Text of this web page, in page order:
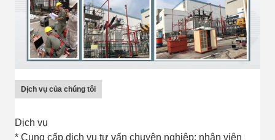
Dịch vụ của chúng tôi
Dịch vụ
* Cung cấp dịch vụ tư vấn chuyên nghiệp; nhân viên